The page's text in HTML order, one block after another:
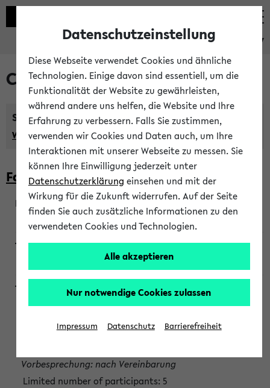
eKVV
Courses taught in English
Semester:
WiSe 2026/2027 SoSe 2026 Previous...
Faculty of Biology
200923
Wendisch, Peters-Wendisch, Stegelmann
Projektmodul "Bakterielle Biotechnologie"
Persönliche Anmeldung beim Veranstalter ist unbedingt
Vorbesprechung: nach Vereinbarung
Limited number of participants: 5
Datenschutzeinstellung
Diese Webseite verwendet Cookies und ähnliche
Technologien. Einige davon sind essentiell, um die
Funktionalität der Website zu gewährleisten,
während andere uns helfen, die Website und Ihre
Erfahrung zu verbessern. Falls Sie zustimmen,
verwenden wir Cookies und Daten auch, um Ihre
Interaktionen mit unserer Webseite zu messen. Sie
können Ihre Einwilligung jederzeit unter
Datenschutzerklärung einsehen und mit der
Wirkung für die Zukunft widerrufen. Auf der Seite
finden Sie auch zusätzliche Informationen zu den
verwendeten Cookies und Technologien.
Alle akzeptieren
Nur notwendige Cookies zulassen
Impressum Datenschutz Barrierefreiheit